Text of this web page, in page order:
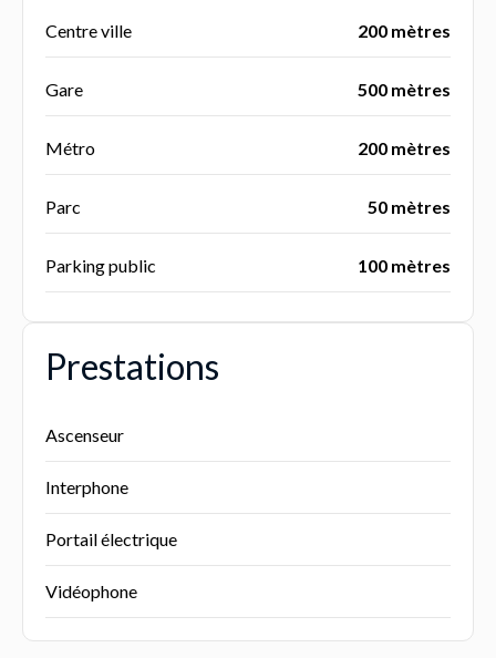
Centre ville 200 mètres
Gare 500 mètres
Métro 200 mètres
Parc 50 mètres
Parking public 100 mètres
Prestations
Ascenseur
Interphone
Portail électrique
Vidéophone